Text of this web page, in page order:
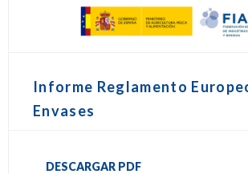
Informe Reglamento
Envases
DESCARGAR PDF